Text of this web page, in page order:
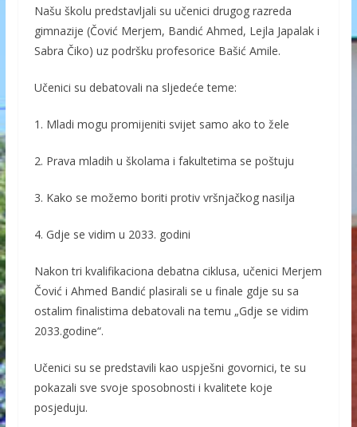
Našu školu predstavljali su učenici drugog razreda
gimnazije (Čović Merjem, Bandić Ahmed, Lejla Japalak i
Sabra Čiko) uz podršku profesorice Bašić Amile.
Učenici su debatovali na sljedeće teme:
1. Mladi mogu promijeniti svijet samo ako to žele
2. Prava mladih u školama i fakultetima se poštuju
3. Kako se možemo boriti protiv vršnjačkog nasilja
4. Gdje se vidim u 2033. godini
Nakon tri kvalifikaciona debatna ciklusa, učenici Merjem
Čović i Ahmed Bandić plasirali se u finale gdje su sa
ostalim finalistima debatovali na temu „Gdje se vidim
2033.godine“.
Učenici su se predstavili kao uspješni govornici, te su
pokazali sve svoje sposobnosti i kvalitete koje
posjeduju.